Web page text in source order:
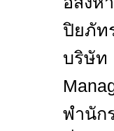
ปิยภัท
บริษัท
พำนัก